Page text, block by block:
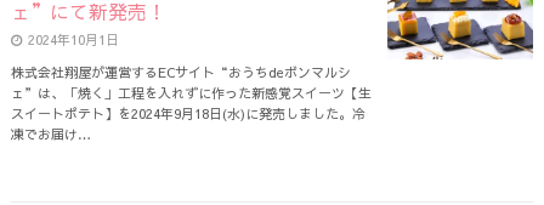
ェ”にて新発売！
2024年10月1日
株式会社翔屋が運営するECサイト“おうちdeボンマルシ
ェ”は、「焼く」工程を入れずに作った新感覚スイーツ【生
スイートポテト】を2024年9月18日(水)に発売しました。冷
凍でお届け…